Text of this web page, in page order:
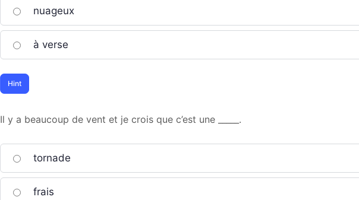
nuageux
à verse
Il y a beaucoup de vent et je crois que c’est une _____.
tornade
frais